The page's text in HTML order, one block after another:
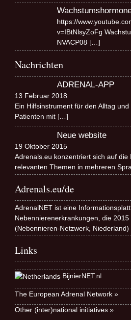
https://
v=IBtNlsyZoFg
NVACP08 […]
Nachrichten
ADRENAL-APP
13 Februar 2018
Ein Hilfsinstrument für den Alltag
Patienten mit […]
Neue website
19 Oktober 2015
Adrenals.eu konzentriert sich auf die
relevanten Themen in mehreren
Adrenals.eu/de
AdrenalNET ist eine
Nebennierenerkrankungen, die 2015
(Nebennieren-Netzwerk, Niederland)
Links
BijnierNET.nl
The European Adrenal Network »
Other (inter)national initiatives »